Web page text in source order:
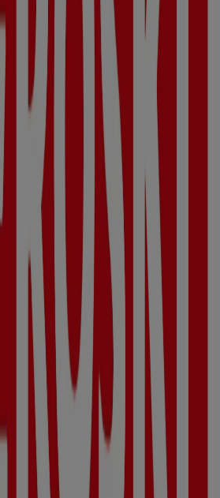
- 21:30
- 21:30
- 21:30
ofertas de Eroski